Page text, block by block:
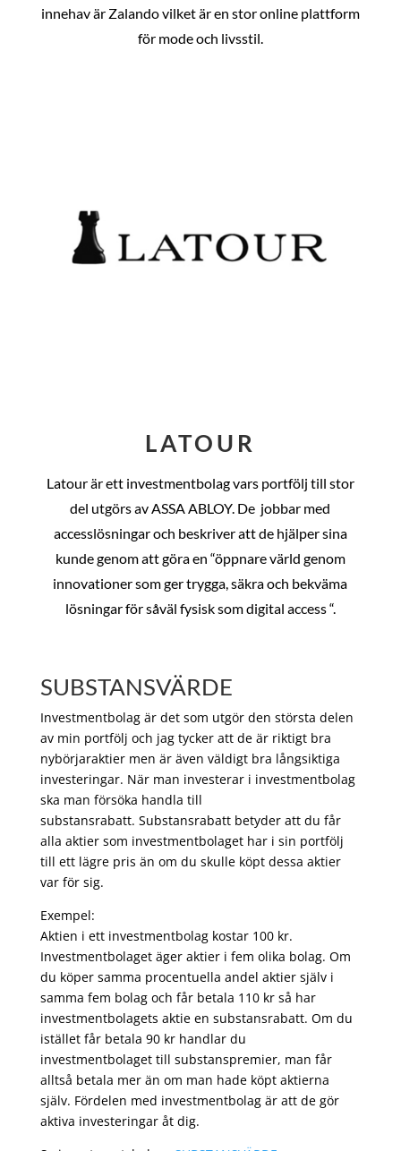
innehav är Zalando vilket är en stor online plattform
för mode och livsstil.
LATOUR
Latour är ett investmentbolag vars portfölj till stor
del utgörs av ASSA ABLOY. De jobbar med
accesslösningar och beskriver att de hjälper sina
kunde genom att göra en “öppnare värld genom
innovationer som ger trygga, säkra och bekväma
lösningar för såväl fysisk som digital access “.
SUBSTANSVÄRDE
Investmentbolag är det som utgör den största delen
av min portfölj och jag tycker att de är riktigt bra
nybörjaraktier men är även väldigt bra långsiktiga
investeringar. När man investerar i investmentbolag
ska man försöka handla till
substansrabatt. Substansrabatt betyder att du får
alla aktier som investmentbolaget har i sin portfölj
till ett lägre pris än om du skulle köpt dessa aktier
var för sig.
Exempel:
Aktien i ett investmentbolag kostar 100 kr.
Investmentbolaget äger aktier i fem olika bolag. Om
du köper samma procentuella andel aktier själv i
samma fem bolag och får betala 110 kr så har
investmentbolagets aktie en substansrabatt. Om du
istället får betala 90 kr handlar du
investmentbolaget till substanspremier, man får
alltså betala mer än om man hade köpt aktierna
själv. Fördelen med investmentbolag är att de gör
aktiva investeringar åt dig.